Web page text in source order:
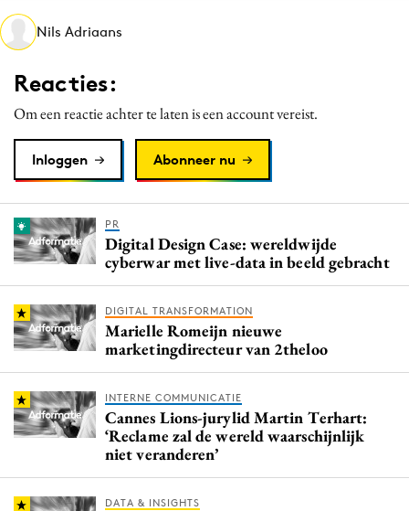
Media
Merkstrategie
PR
Reputatie & crisis
Nils Adriaans
Reacties:
Om een reactie achter te laten is een account vereist.
Inloggen Abonneer nu
PR
Digital Design Case: wereldwijde
cyberwar met live-data in beeld gebracht
DIGITAL TRANSFORMATION
Marielle Romeijn nieuwe
marketingdirecteur van 2theloo
INTERNE COMMUNICATIE
Cannes Lions-jurylid Martin Terhart:
‘Reclame zal de wereld waarschijnlijk
niet veranderen’
DATA & INSIGHTS